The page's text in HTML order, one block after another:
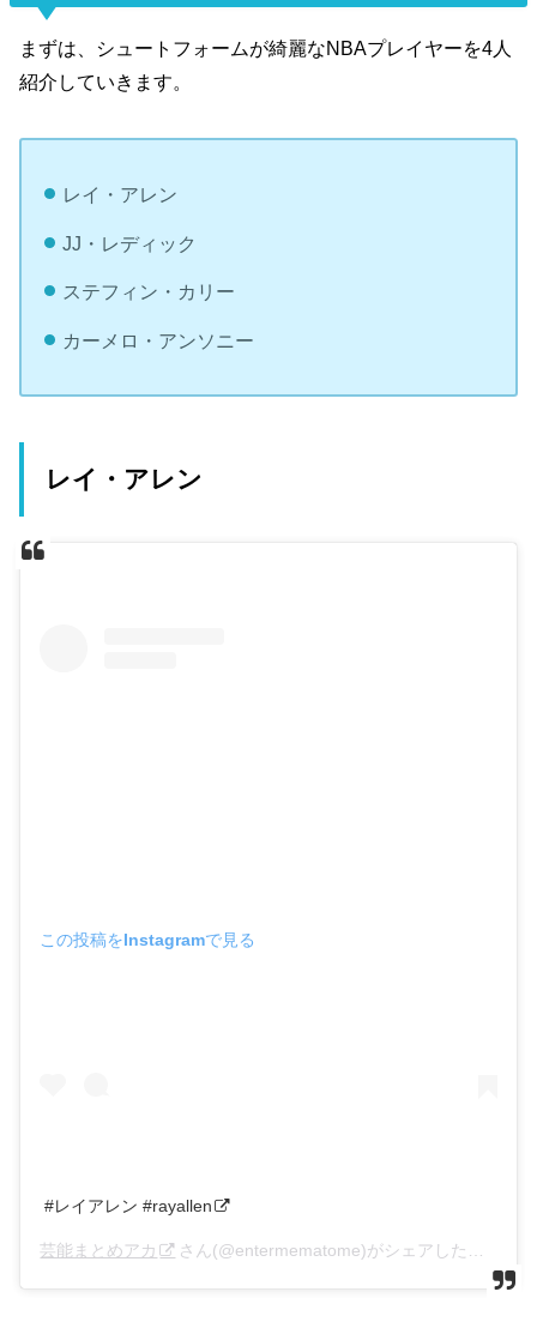
まずは、シュートフォームが綺麗なNBAプレイヤーを4人
紹介していきます。
レイ・アレン
JJ・レディック
ステフィン・カリー
カーメロ・アンソニー
レイ・アレン
この投稿をInstagramで見る
#レイアレン #rayallen
芸能まとめアカ さん(@entermematome)がシェアした投稿 –